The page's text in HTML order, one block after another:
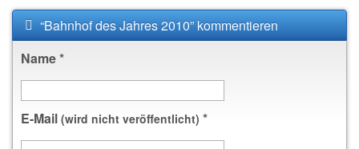
“Bahnhof des Jahres 2010” kommentieren
Name*
E-Mail (wird nicht veröffentlicht) *